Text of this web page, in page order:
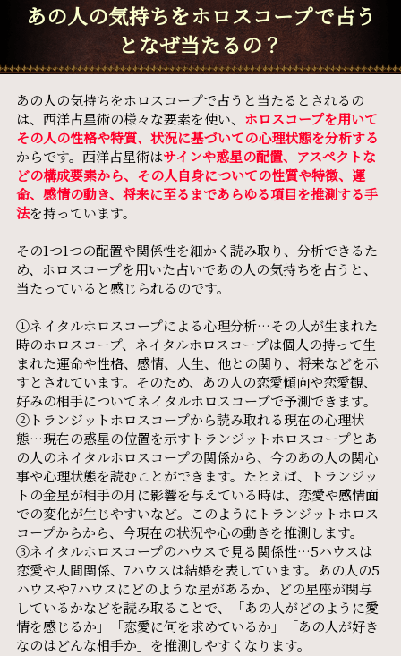
あの人の気持ちをホロスコープで占う
となぜ当たるの？
あの人の気持ちをホロスコープで占うと当たるとされるの
は、西洋占星術の様々な要素を使い、 ホロスコープを用いて
その人の性格や特質、状況に基づいての心理状態を分析する
からです。西洋占星術はサインや惑星の配置、アスペクトな
どの構成要素から、その人自身についての性質や特徴、運
命、感情の動き、将来に至るまであらゆる項目を推測する手
法を持っています。
その1つ1つの配置や関係性を細かく読み取り、分析できるた
め、ホロスコープを用いた占いであの人の気持ちを占うと、
当たっていると感じられるのです。
①ネイタルホロスコープによる心理分析…その人が生まれた
時のホロスコープ、ネイタルホロスコープは個人の持って生
まれた運命や性格、感情、人生、他との関り、将来などを示
すとされています。そのため、あの人の恋愛傾向や恋愛観、
好みの相手についてネイタルホロスコープで予測できます。
②トランジットホロスコープから読み取れる現在の心理状
態…現在の惑星の位置を示すトランジットホロスコープとあ
の人のネイタルホロスコープの関係から、今のあの人の関心
事や心理状態を読むことができます。たとえば、トランジッ
トの金星が相手の月に影響を与えている時は、恋愛や感情面
での変化が生じやすいなど。このようにトランジットホロス
コープからから、今現在の状況や心の動きを推測します。
③ネイタルホロスコープのハウスで見る関係性…5ハウスは
恋愛や人間関係、7ハウスは結婚を表しています。あの人の5
ハウスや7ハウスにどのような星があるか、どの星座が関与
しているかなどを読み取ることで、「あの人がどのように愛
情を感じるか」「恋愛に何を求めているか」「あの人が好き
なのはどんな相手か」を推測しやすくなります。